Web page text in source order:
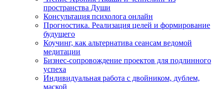
пространства Души
Консультация психолога онлайн
Прогностика. Реализация целей и формирование
будущего
Коучинг, как альтернатива сеансам ведомой
медитации
Бизнес-сопровождение проектов для подлинного
успеха
Индивидуальная работа с двойником, дублем,
маской